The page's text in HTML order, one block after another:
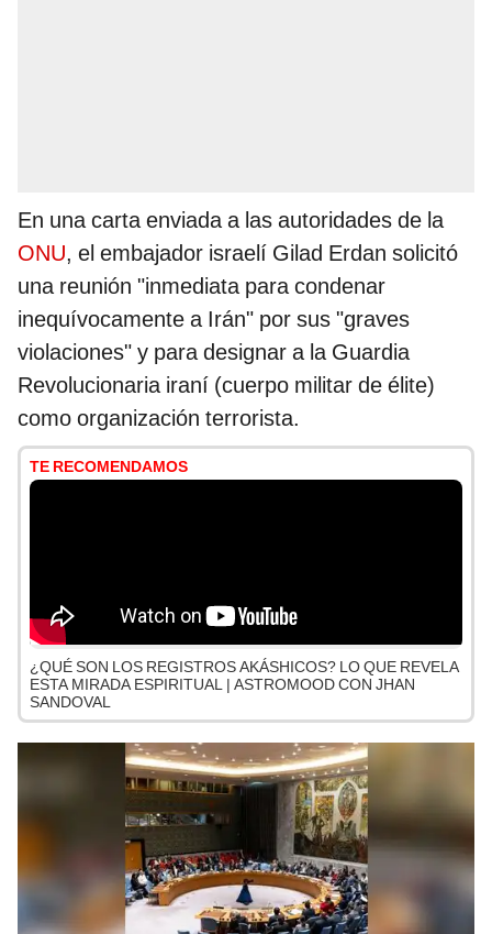
En una carta enviada a las autoridades de la
ONU, el embajador israelí Gilad Erdan solicitó
una reunión "inmediata para condenar
inequívocamente a Irán" por sus "graves
violaciones" y para designar a la Guardia
Revolucionaria iraní (cuerpo militar de élite)
como organización terrorista.
TE RECOMENDAMOS
¿QUÉ SON LOS REGISTROS AKÁSHICOS? LO QUE REVELA
ESTA MIRADA ESPIRITUAL | ASTROMOOD CON JHAN
SANDOVAL